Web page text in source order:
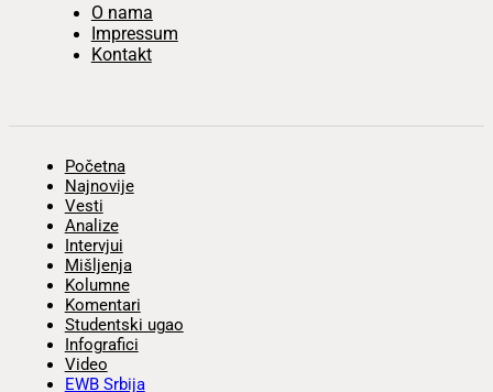
O nama
Impressum
Kontakt
Početna
Najnovije
Vesti
Analize
Intervjui
Mišljenja
Kolumne
Komentari
Studentski ugao
Infografici
Video
EWB Srbija